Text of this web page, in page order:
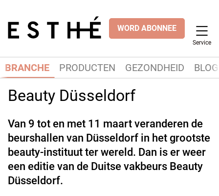
WORD ABONNEE
Service
BRANCHE PRODUCTEN GEZONDHEID
Beauty Düsseldorf
Van 9 tot en met 11 maart veranderen de
beurshallen van Düsseldorf in het grootste
beauty-instituut ter wereld. Dan is er weer
een editie van de Duitse vakbeurs Beauty
Düsseldorf.